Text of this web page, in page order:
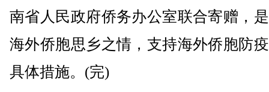
南省人民政府侨务办公室联合寄赠，
海外侨胞思乡之情，支持海外侨胞防
具体措施。(完)